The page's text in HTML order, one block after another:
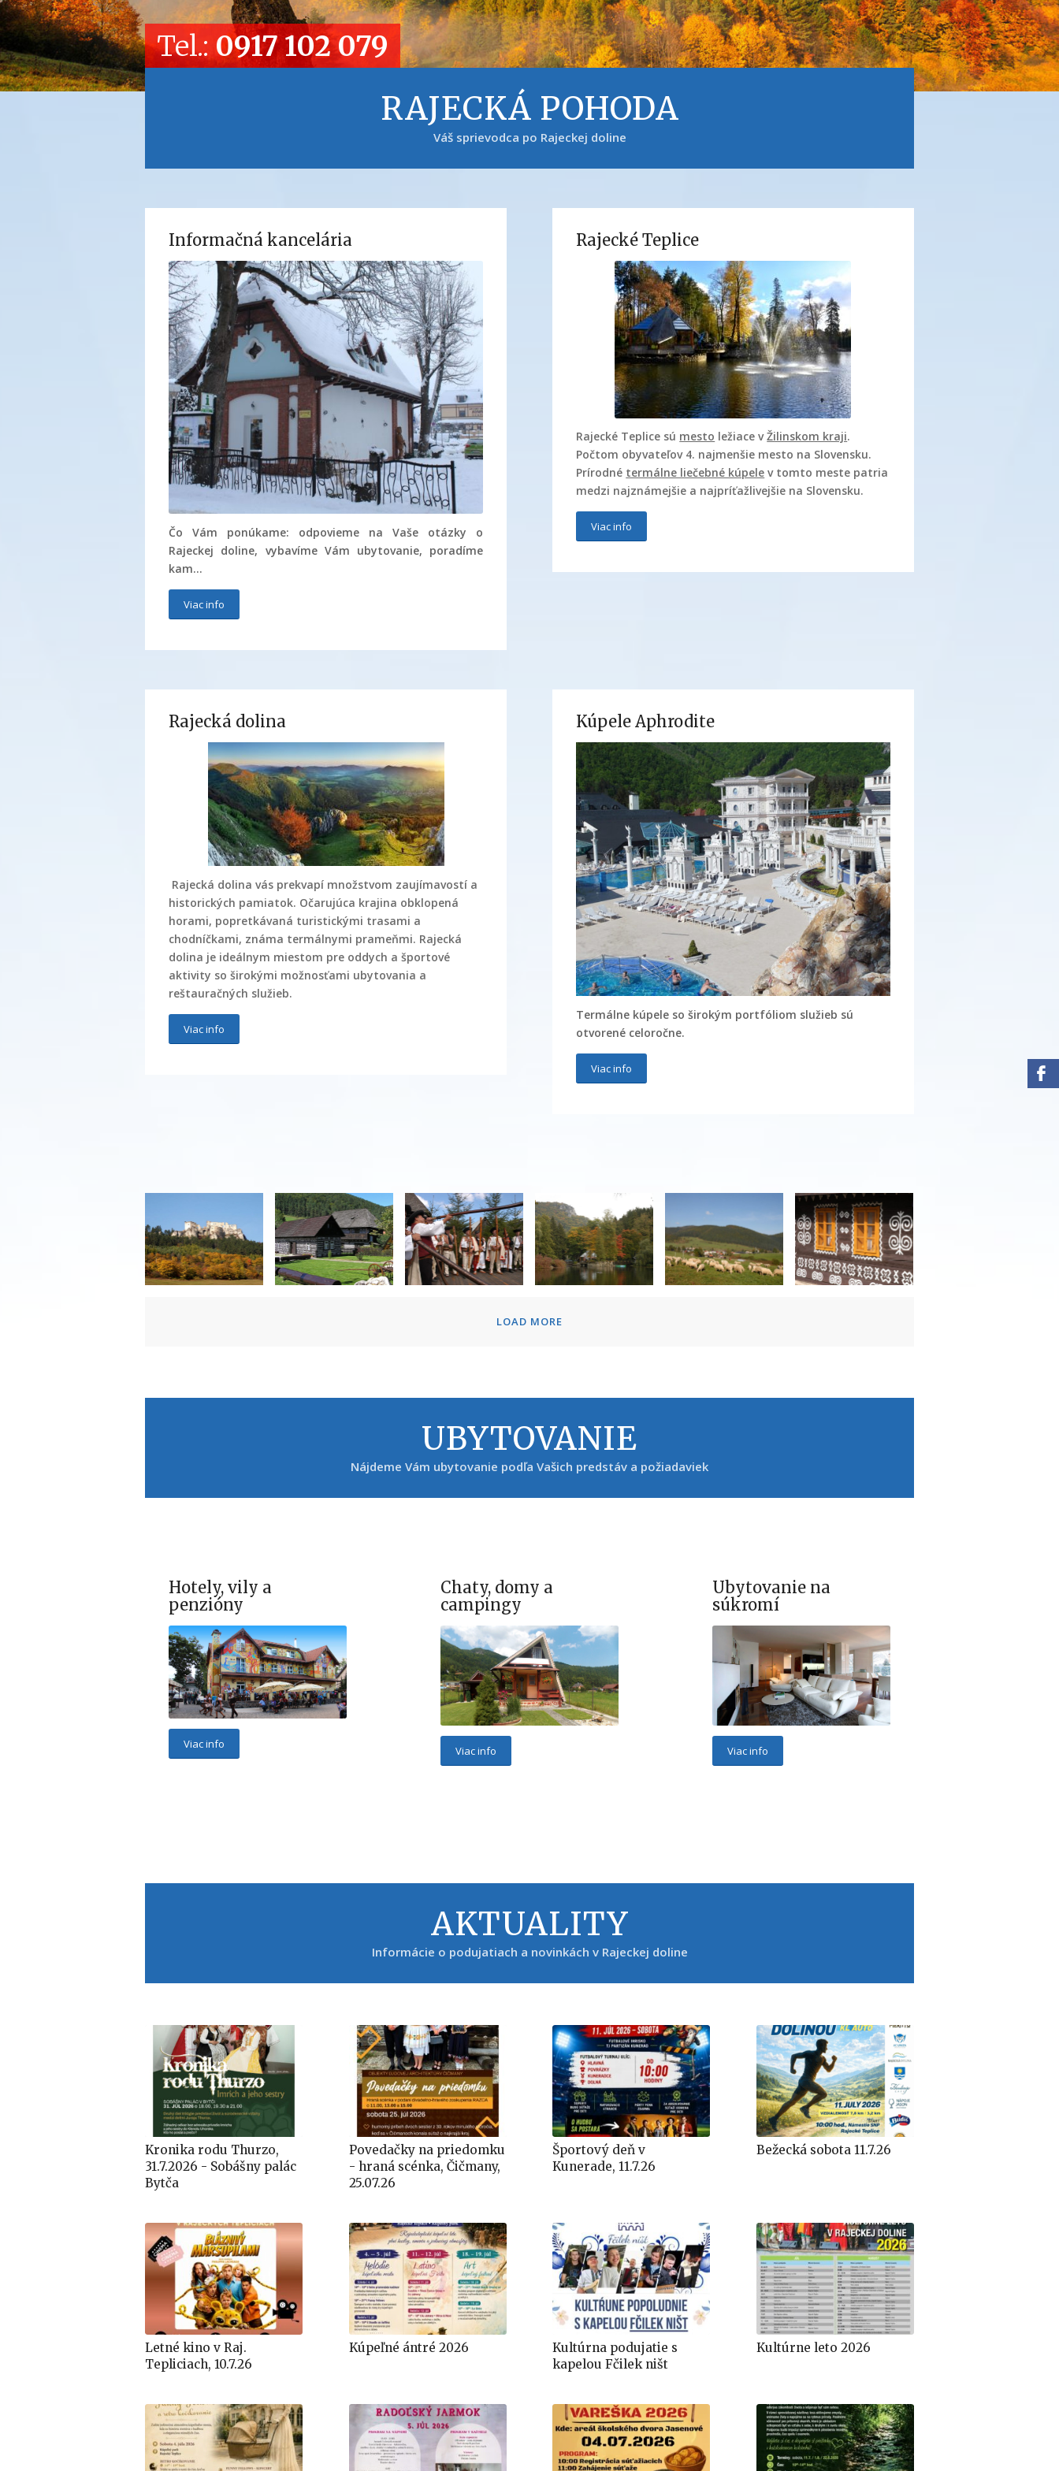
Tel.: 0917 102 079
RAJECKÁ POHODA
Váš sprievodca po Rajeckej doline
Informačná kancelária
Čo Vám ponúkame: odpovieme na Vaše otázky o
Rajeckej doline, vybavíme Vám ubytovanie, poradíme
kam…
Viac info
Rajecké Teplice
Rajecké Teplice sú mesto ležiace vŽilinskom kraji.
Počtom obyvateľov 4. najmenšie mesto na Slovensku.
Prírodné termálne liečebné kúpele v tomto meste patria
medzi najznámejšie a najpríťažlivejšie na Slovensku.
Viac info
Rajecká dolina
Rajecká dolina vás prekvapí množstvom zaujímavostí a
historických pamiatok. Očarujúca krajina obklopená
horami, popretkávaná turistickými trasami a
chodníčkami, známa termálnymi prameňmi. Rajecká
dolina je ideálnym miestom pre oddych a športové
aktivity so širokými možnosťami ubytovania a
reštauračných služieb.
Viac info
Kúpele Aphrodite
Termálne kúpele so širokým portfóliom služieb sú
otvorené celoročne.
Viac info
LOAD MORE
UBYTOVANIE
Nájdeme Vám ubytovanie podľa Vašich predstáv a požiadaviek
Hotely, vily a
penzióny
Viac info
Chaty, domy a
campingy
Viac info
Ubytovanie na
súkromí
Viac info
AKTUALITY
Informácie o podujatiach a novinkách v Rajeckej doline
Kronika rodu Thurzo,
31.7.2026 - Sobášny palác
Bytča
Povedačky na priedomku
- hraná scénka, Čičmany,
25.07.26
Športový deň v
Kunerade, 11.7.26
Bežecká sobota 11.7.26
Letné kino v Raj.
Tepliciach, 10.7.26
Kúpeľné ántré 2026
Kultúrna podujatie s
kapelou Fčilek ništ
Kultúrne leto 2026